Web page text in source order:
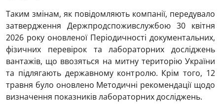
Таким змінам, як повідомляють компанії, передувало
затвердження Держпродспоживслужбою 30 квітня
2026 року оновленої Періодичності документальних,
фізичних перевірок та лабораторних досліджень
вантажів, що ввозяться на митну територію України
та підлягають державному контролю. Крім того, 12
травня було оновлено Методичні рекомендації щодо
визначення показників лабораторних досліджень.